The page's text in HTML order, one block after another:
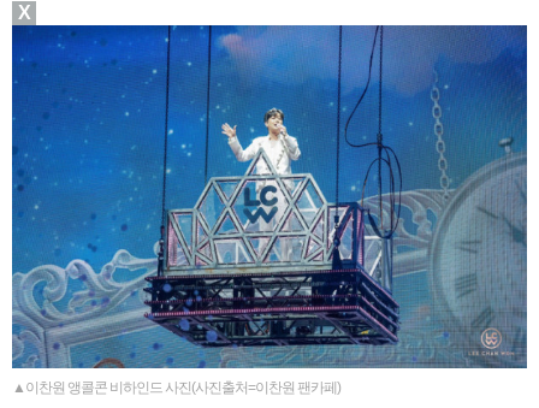
▲이찬원 앵콜콘 비하인드 사진(사진출처=이찬원 팬카페)
X